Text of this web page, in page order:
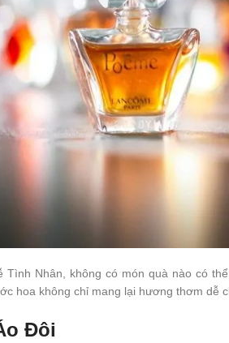
Tình Nhân, không có món quà nào có
hoa không chỉ mang lại hương thơm dễ
Đôi